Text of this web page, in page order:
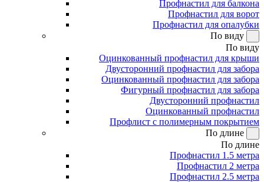
Профнастил для балкона
Профнастил для ворот
Профнастил для опалубки
По виду
По виду
Оцинкованный профнастил для крыши
Двусторонний профнастил для забора
Оцинкованный профнастил для забора
Фигурный профнастил для забора
Двусторонний профнастил
Оцинкованный профнастил
Профлист с полимерным покрытием
По длине
По длине
Профнастил 1.5 метра
Профнастил 2 метра
Профнастил 2.5 метра